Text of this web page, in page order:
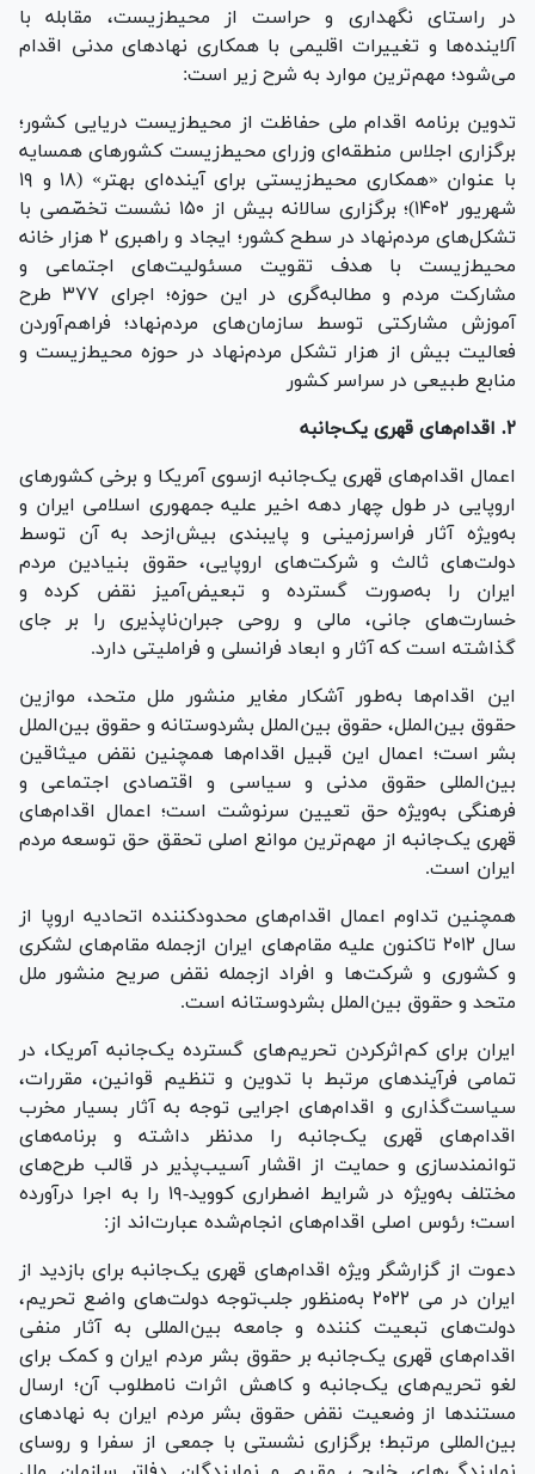
در راستای نگهداری و حراست از محیط‌زیست، مقابله با
آلاینده‌ها و تغییرات اقلیمی با همکاری نهاد‌های مدنی اقدام
می‌شود؛ مهم‌ترین موارد به شرح زیر است:
تدوین برنامه اقدام ملی حفاظت از محیط‌زیست دریایی کشور؛
برگزاری ‎اجلاس منطقه‌ای وزرای محیط‌زیست کشور‌های همسایه
با عنوان «همکاری محیط‌زیستی برای آینده‌ای بهتر» (۱۸ و ۱۹
شهریور ۱۴۰۲)؛ برگزاری سالانه بیش از ۱۵۰ نشست تخصّصی با
تشکل‌های مردم‌نهاد در سطح کشور؛ ایجاد و راهبری ۲ هزار خانه
محیط‌زیست با هدف تقویت مسئولیت‌های اجتماعی و
مشارکت مردم و مطالبه‌گری در این حوزه؛ اجرای ۳۷۷ طرح
آموزش مشارکتی توسط سازمان‌های مردم‌نهاد؛ فراهم‌آوردن
فعالیت بیش از هزار تشکل مردم‌نهاد در حوزه محیط‌زیست و
منابع طبیعی در سراسر کشور
۲. اقدام‌های قهری یک‌جانبه
اعمال اقدام‌های قهری یک‌جانبه ازسوی آمریکا و برخی کشور‌های
اروپایی در طول چهار دهه‏ اخیر علیه جمهوری اسلامی ایران و
به‌ویژه آثار فراسرزمینی و پایبندی بیش‌ازحد به آن توسط
دولت‌های ثالث و شرکت‌های اروپایی، حقوق بنیادین مردم
ایران را به‌صورت گسترده و تبعیض‌آمیز نقض کرده و
خسارت‌های جانی، مالی و روحی جبران‌ناپذیری را بر جای
گذاشته است که آثار و ابعاد فرانسلی و فراملیتی دارد.
این اقدام‌ها به‌طور آشکار مغایر منشور ملل متحد، موازین
حقوق بین‌الملل، حقوق بین‌الملل بشردوستانه و حقوق بین‌الملل
بشر است؛ اعمال این قبیل اقدام‌ها همچنین نقض میثاقین
بین‌المللی حقوق مدنی و سیاسی و اقتصادی اجتماعی و
فرهنگی به‌ویژه حق تعیین سرنوشت است؛ اعمال اقدام‌های
قهری یک‌جانبه از مهم‌ترین موانع اصلی تحقق حق توسعه مردم
ایران است.
همچنین تداوم اعمال اقدام‌های محدودکننده اتحادیه اروپا از
سال ۲۰۱۲ تاکنون علیه مقام‌های ایران ازجمله مقام‌های لشکری
و کشوری و شرکت‌ها و افراد ازجمله نقض صریح منشور ملل
متحد و حقوق بین‌الملل بشردوستانه است.
ایران برای کم‌اثرکردن تحریم‌های گسترده یک‌جانبه آمریکا، در
تمامی فرآیند‌های مرتبط با تدوین و تنظیم قوانین، مقررات،
سیاست‌گذاری و اقدام‌های اجرایی توجه به آثار بسیار مخرب
اقدام‌های قهری یک‌جانبه را مدنظر داشته و برنامه‌های
توانمندسازی و حمایت از اقشار آسیب‌پذیر در قالب طرح‌های
مختلف به‌ویژه در شرایط اضطراری کووید-۱۹ را به اجرا درآورده
است؛ رئوس اصلی اقدام‌های انجام‌شده عبارت‌اند از:
دعوت از گزارشگر ویژه اقدام‌های قهری یک‌جانبه برای بازدید از
ایران در می ۲۰۲۲ به‌منظور جلب‌توجه دولت‌های واضع تحریم،
دولت‌های تبعیت کننده و جامعه بین‌المللی به آثار منفی
اقدام‌های قهری یک‌جانبه بر حقوق بشر مردم ایران و کمک برای
لغو تحریم‌های یک‌جانبه و کاهش اثرات نامطلوب آن؛ ارسال
مستندها از وضعیت نقض حقوق بشر مردم ایران به نهاد‌های
بین‌المللی مرتبط؛ برگزاری نشستی با جمعی از سفرا و روسای